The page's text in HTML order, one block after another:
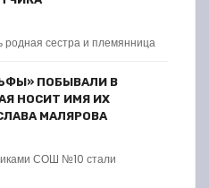
родная сестра и племянница
ПОБЫВАЛИ В
НОСИТ ИМЯ ИХ
МАЛЯРОВА
СОШ №10 стали